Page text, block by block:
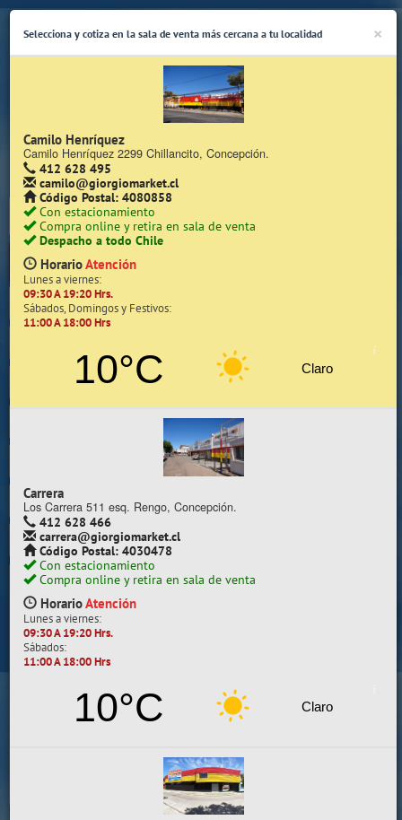
(Whatsapp Sólo de Lunes a Viernes de 08:15 a 17:45)
Quiénes somos
Trabaje con nosotros
Contacto | Reclamos
Preguntas Frecuentes
Sugererir productos
Su compra se realizará en la sala de ventas
Camilo Henríquez
Información de la sala
412 628 495
camilo@giorgiomarket.cl
Abierto
Lunes a viernes:
VER SALA EN MAPA
SALAS DE VENTA
×
Selecciona y cotiza en la sala de venta más cercana a tu localidad
Camilo Henríquez
Camilo Henríquez 2299 Chillancito, Concepción.
412 628 495
camilo@giorgiomarket.cl
Código Postal: 4080858
Con estacionamiento
Compra online y retira en sala de venta
Despacho a todo Chile
HorarioAtención
Lunes a viernes:
09:30 A 19:20 Hrs.
Sábados, Domingos y Festivos:
11:00 A 18:00 Hrs
10°C Claro
Carrera
Los Carrera 511 esq. Rengo, Concepción.
412 628 466
carrera@giorgiomarket.cl
Código Postal: 4030478
Con estacionamiento
Compra online y retira en sala de venta
HorarioAtención
Lunes a viernes:
09:30 A 19:20 Hrs.
Sábados:
11:00 A 18:00 Hrs
10°C Claro